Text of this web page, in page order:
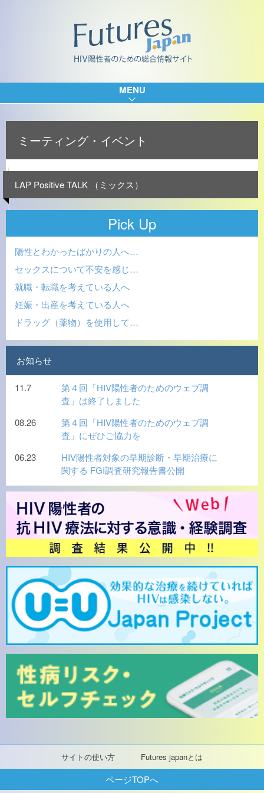
サイトの使い方 Futures japanとは
MENU
ミーティング・イベント
LAP Positive TALK （ミックス）
Pick Up
陽性とわかったばかりの人へ…
セックスについて不安を感じ…
就職・転職を考えている人へ
妊娠・出産を考えている人へ
ドラッグ（薬物）を使用して…
お知らせ
11.7
第４回「HIV陽性者のためのウェブ調
査」は終了しました
08.26
第４回「HIV陽性者のためのウェブ調
査」にぜひご協力を
06.23
HIV陽性者対象の早期診断・早期治療に
関する FGI調査研究報告書公開
ページTOPへ